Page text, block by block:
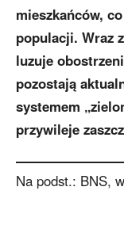
mieszkańców,
populacji. Wraz
luzuje
pozostają
systemem
przywileje
Na podst.: BNS,